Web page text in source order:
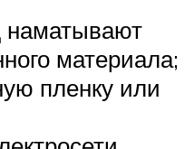
наматывают
материала;
пленку или